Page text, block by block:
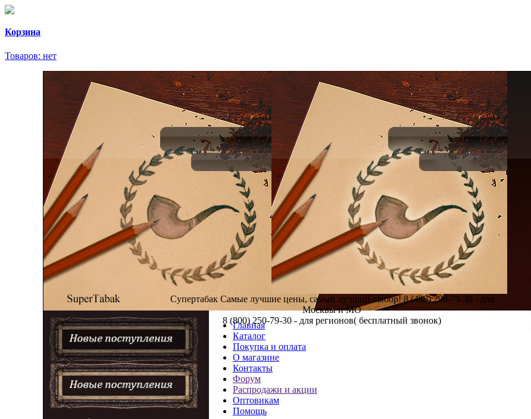
Корзина
Товаров: нет
Супертабак Самые лучшие цены, самый лучший выбор! 8 (499) 290-79-30 - для
Москвы и МО
8 (800) 250-79-30 - для регионов( бесплатный звонок)
Главная
Каталог
Покупка и оплата
О магазине
Контакты
Форум
Распродажи и акции
Оптовикам
Помощь